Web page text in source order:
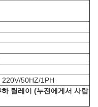
50HZ/1PH
릴레이 (누전에게서 사람